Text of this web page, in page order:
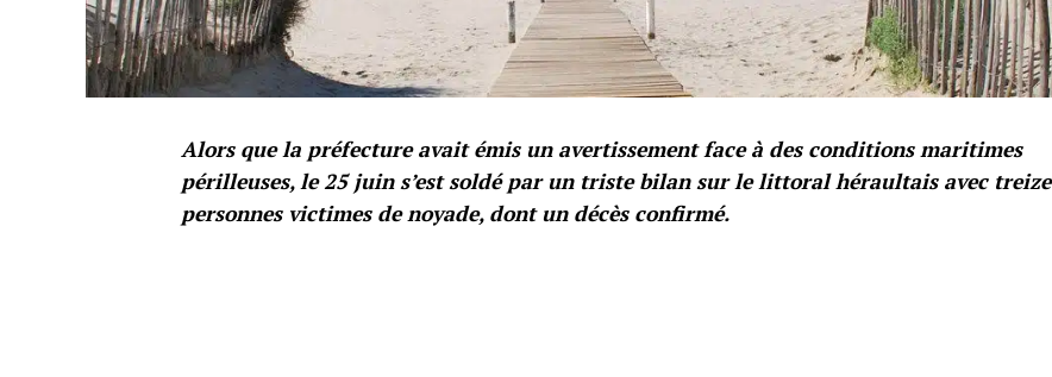
Alors que la préfecture avait émis un avertissement face à des conditions maritimes
périlleuses, le 25 juin s’est soldé par un triste bilan sur le littoral héraultais avec treize
personnes victimes de noyade, dont un décès confirmé.